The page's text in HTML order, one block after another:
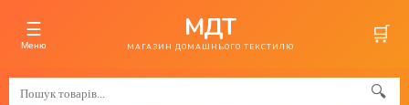
☰
Меню
МДТ
МАГАЗИН ДОМАШНЬОГО ТЕКСТИЛЮ 🛒
🔍